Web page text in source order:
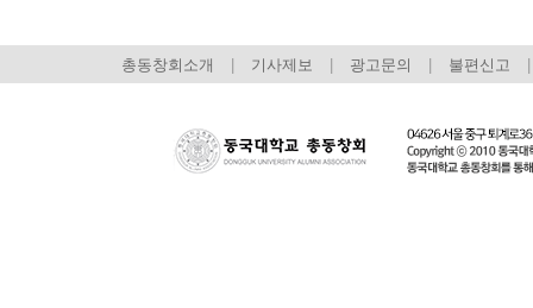
총동창회소개 기사제보 광고문의 불편신고